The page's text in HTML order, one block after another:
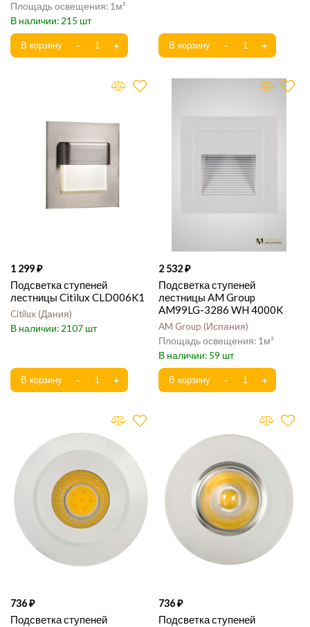
1
215
1 299
Подсветка ступеней
лестницы Citilux CLD006K1
Citilux Дания
2107
2 532
Подсветка ступеней
лестницы AM Group
AM99LG-3286 WH 4000K
AM Group Испания
1
59
736
Подсветка ступеней
736
Подсветка ступеней